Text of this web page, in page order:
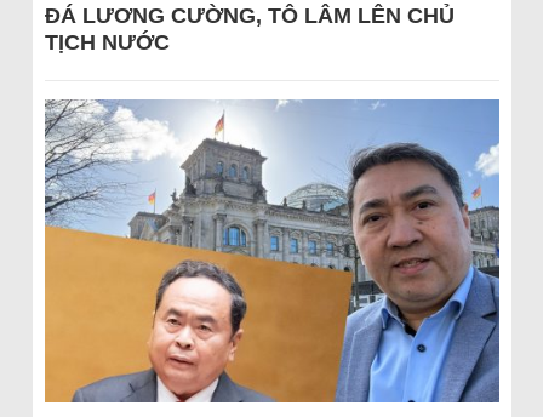
ĐÁ LƯƠNG CƯỜNG, TÔ LÂM LÊN CHỦ
TỊCH NƯỚC